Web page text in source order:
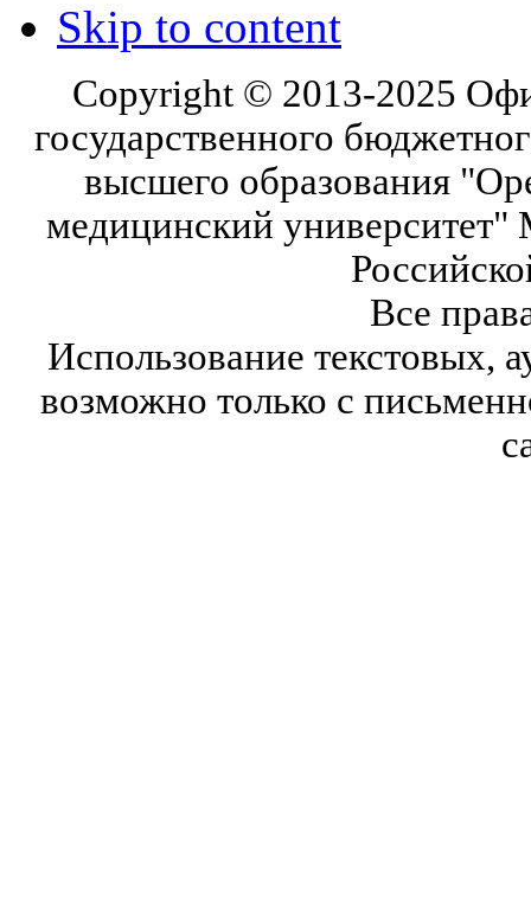
Skip to content
Copyright © 2013-2025
государственного
высшего образования
медицинский университет"
Все
Использование текстовых,
возможно только с